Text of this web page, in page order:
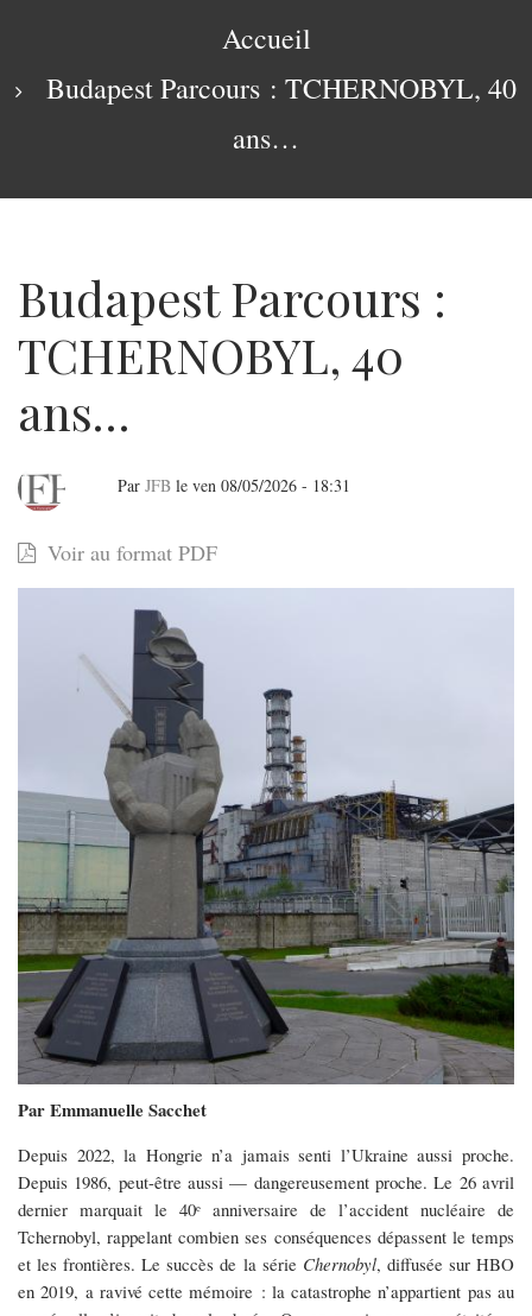
Accueil
Budapest Parcours : TCHERNOBYL, 40
ans…
Budapest Parcours :
TCHERNOBYL, 40
ans…
Budapest
Parcours :
TCHERNOBYL,
ans…
Par JFB le ven 08/05/2026 - 18:31
Voir au format PDF
Par Emmanuelle Sacchet
Depuis 2022, la Hongrie n’a jamais senti l’Ukraine aussi proche.
Depuis 1986, peut-être aussi — dangereusement proche. Le 26 avril
dernier marquait le 40ᵉ anniversaire de l’accident nucléaire de
Tchernobyl, rappelant combien ses conséquences dépassent le temps
et les frontières. Le succès de la série Chernobyl, diffusée sur HBO
en 2019, a ravivé cette mémoire : la catastrophe n’appartient pas au